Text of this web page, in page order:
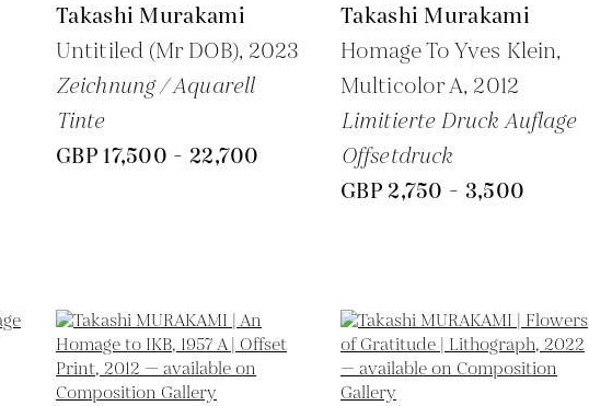
Takashi Murakami
Untitiled (Mr DOB), 2023
Zeichnung / Aquarell
Tinte
GBP 17,500 - 22,700
Takashi Murakami
Homage To Yves Klein,
Multicolor A, 2012
Limitierte Druck Auflage
Offsetdruck
GBP 2,750 - 3,500